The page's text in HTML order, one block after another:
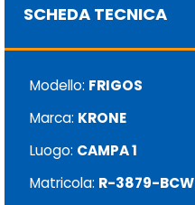
SCHEDA TECNICA
Modello: FRIGOS
Marca: KRONE
Luogo: CAMPA 1
Matricola: R-3879-BCW